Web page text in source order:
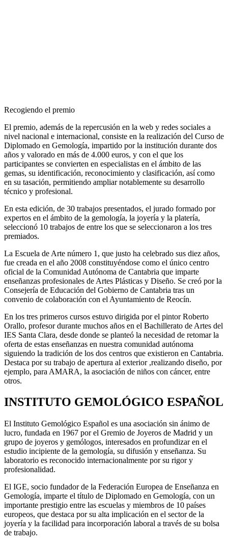
Recogiendo el premio
El premio, además de la repercusión en la web y redes sociales a
nivel nacional e internacional, consiste en la realización del Curso de
Diplomado en Gemología, impartido por la institución durante dos
años y valorado en más de 4.000 euros, y con el que los
participantes se convierten en especialistas en el ámbito de las
gemas, su identificación, reconocimiento y clasificación, así como
en su tasación, permitiendo ampliar notablemente su desarrollo
técnico y profesional.
En esta edición, de 30 trabajos presentados, el jurado formado por
expertos en el ámbito de la gemología, la joyería y la platería,
seleccionó 10 trabajos de entre los que se seleccionaron a los tres
premiados.
La Escuela de Arte número 1, que justo ha celebrado sus diez años,
fue creada en el año 2008 constituyéndose como el único centro
oficial de la Comunidad Autónoma de Cantabria que imparte
enseñanzas profesionales de Artes Plásticas y Diseño. Se creó por la
Consejería de Educación del Gobierno de Cantabria tras un
convenio de colaboración con el Ayuntamiento de Reocín.
En los tres primeros cursos estuvo dirigida por el pintor Roberto
Orallo, profesor durante muchos años en el Bachillerato de Artes del
IES Santa Clara, desde donde se planteó la necesidad de retomar la
oferta de estas enseñanzas en nuestra comunidad autónoma
siguiendo la tradición de los dos centros que existieron en Cantabria.
Destaca por su trabajo de apertura al exterior ,realizando diseño, por
ejemplo, para AMARA, la asociación de niños con cáncer, entre
otros.
INSTITUTO GEMOLÓGICO ESPAÑOL
El Instituto Gemológico Español es una asociación sin ánimo de
lucro, fundada en 1967 por el Gremio de Joyeros de Madrid y un
grupo de joyeros y gemólogos, interesados en profundizar en el
estudio incipiente de la gemología, su difusión y enseñanza. Su
laboratorio es reconocido internacionalmente por su rigor y
profesionalidad.
El IGE, socio fundador de la Federación Europea de Enseñanza en
Gemología, imparte el título de Diplomado en Gemología, con un
importante prestigio entre las escuelas y miembros de 10 países
europeos, que destaca por su alta implicación en el sector de la
joyería y la facilidad para incorporación laboral a través de su bolsa
de trabajo.